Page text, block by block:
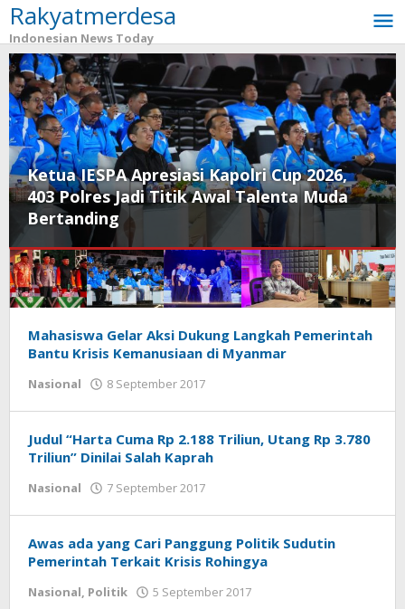
Lewati
ke
konten
Rakyatmerdesa
Indonesian News Today
Ketua IESPA Apresiasi Kapolri Cup 2026,
403 Polres Jadi Titik Awal Talenta Muda
Bertanding
Rakyatmerdesa
Mahasiswa Gelar Aksi Dukung Langkah Pemerintah
Bantu Krisis Kemanusiaan di Myanmar
Nasional 8 September 2017
Judul “Harta Cuma Rp 2.188 Triliun, Utang Rp 3.780
Triliun” Dinilai Salah Kaprah
Nasional 7 September 2017
Awas ada yang Cari Panggung Politik Sudutin
Pemerintah Terkait Krisis Rohingya
Nasional, Politik 5 September 2017